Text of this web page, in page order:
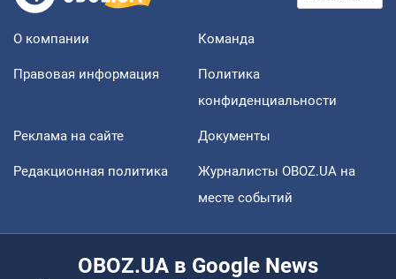
О компании Команда
Правовая информация
Политика
конфиденциальности
Реклама на сайте Документы
Редакционная политика
Журналисты OBOZ.UA на
месте событий
OBOZ.UA в Google News